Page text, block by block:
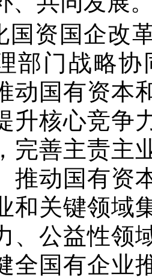
国资国企改
部门战略
动国有资本
升核心竞争
完善主责主
推动国有资
和关键领域
、公益性领
全国有企业